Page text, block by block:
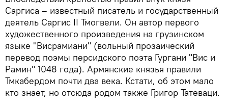
Саргиса – известный писатель и государственный
деятель Саргис II Тмогвели. Он автор первого
художественного произведения на грузинском
языке "Висрамиани" (вольный прозаический
перевод поэмы персидского поэта Гургани "Вис и
Рамин" 1048 года). Армянские князья правили
Тмкабердом почти два века. Кстати, об этом мало
кто знает, но отсюда родом также Григор Татеваци.